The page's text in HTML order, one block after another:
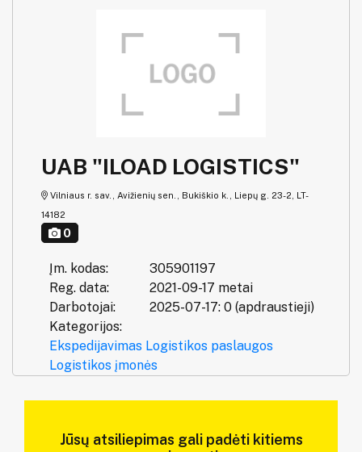
UAB "ILOAD LOGISTICS"
Vilniaus r. sav., Avižienių sen., Bukiškio k., Liepų g. 23-2, LT-
14182
0
Įm. kodas:
305901197
Reg. data:
2021-09-17 metai
Darbotojai:
2025-07-17: 0 (apdraustieji)
Kategorijos:
Ekspedijavimas Logistikos paslaugos
Logistikos įmonės
Jūsų atsiliepimas gali padėti kitiems